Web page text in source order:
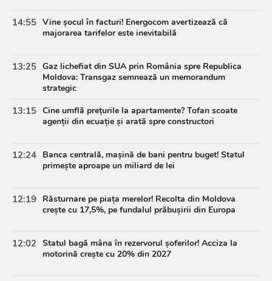
14:55 Vine șocul în facturi! Energocom avertizează că
majorarea tarifelor este inevitabilă
13:25 Gaz lichefiat din SUA prin România spre Republica
Moldova: Transgaz semnează un memorandum
strategic
13:15 Cine umflă prețurile la apartamente? Tofan scoate
agenții din ecuație și arată spre constructori
12:24 Banca centrală, mașină de bani pentru buget! Statul
primește aproape un miliard de lei
12:19 Răsturnare pe piața merelor! Recolta din Moldova
crește cu 17,5%, pe fundalul prăbușirii din Europa
12:02 Statul bagă mâna în rezervorul șoferilor! Acciza la
motorină crește cu 20% din 2027